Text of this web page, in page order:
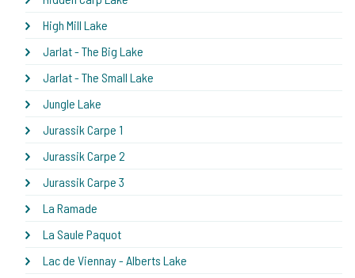
High Mill Lake
Jarlat - The Big Lake
Jarlat - The Small Lake
Jungle Lake
Jurassik Carpe 1
Jurassik Carpe 2
Jurassik Carpe 3
La Ramade
La Saule Paquot
Lac de Viennay - Alberts Lake